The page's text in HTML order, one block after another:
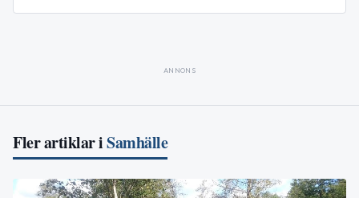
ANNONS
Fler artiklar iSamhälle